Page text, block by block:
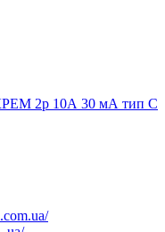
2p 10А 30 мА тип С